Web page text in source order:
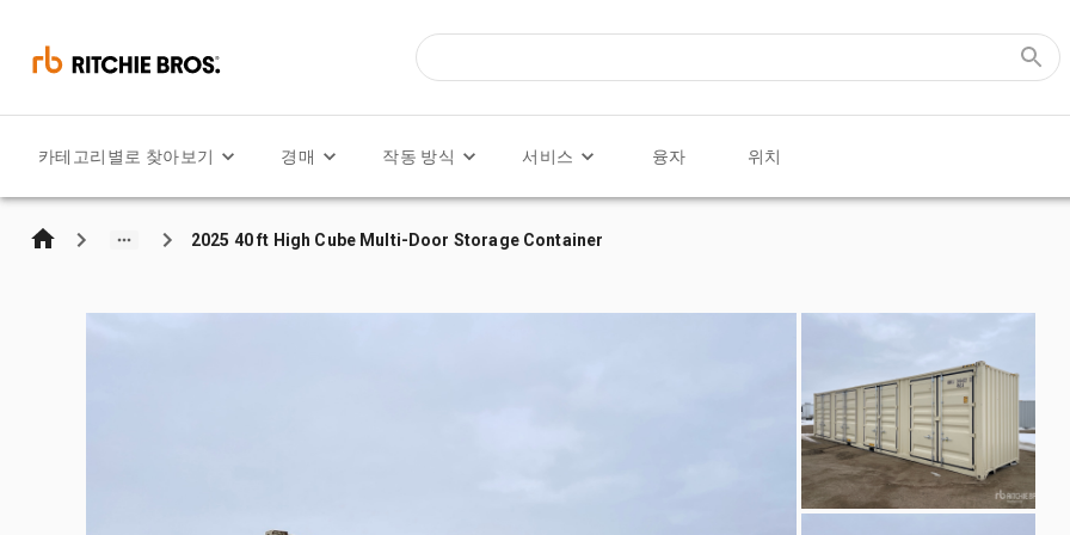
카테고리별로 찾아보기 경매 작동 방식 서비스 융자 위치
2025 40 ft High Cube Multi-Door Storage Container